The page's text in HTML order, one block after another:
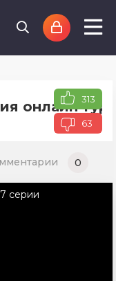
онлайн 313
63
0
серии